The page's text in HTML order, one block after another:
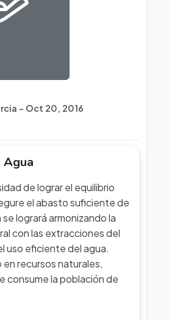
- Oct 20, 2016
Agua
de lograr el equilibrio
el abasto suficiente de
logrará armonizando la
con las extracciones del
uso eficiente del agua.
en recursos naturales,
consume la población de